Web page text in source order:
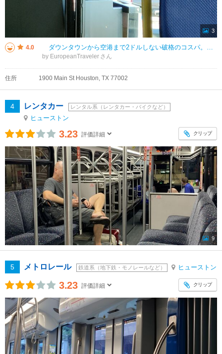
3
4.0 ダウンタウンから空港まで2ドルしない破格のコスパ。車両も連結式なので座席が多い。 ただし同じ１０２系統でも対向車で通常タイプのバスが走行していたので全ての車両が連結式とは限らない。 欠点は車内のストップリクエ
by EuropeanTraveler
住所 1900 Main St Houston, TX 77002
4 レンタカー レンタル系（レンタカー・バイクなど）
ヒューストン
3.23 評価詳細 クリップ
9
5 メトロレール 鉄道系（地下鉄・モノレールなど） ヒューストン
3.23 評価詳細 クリップ